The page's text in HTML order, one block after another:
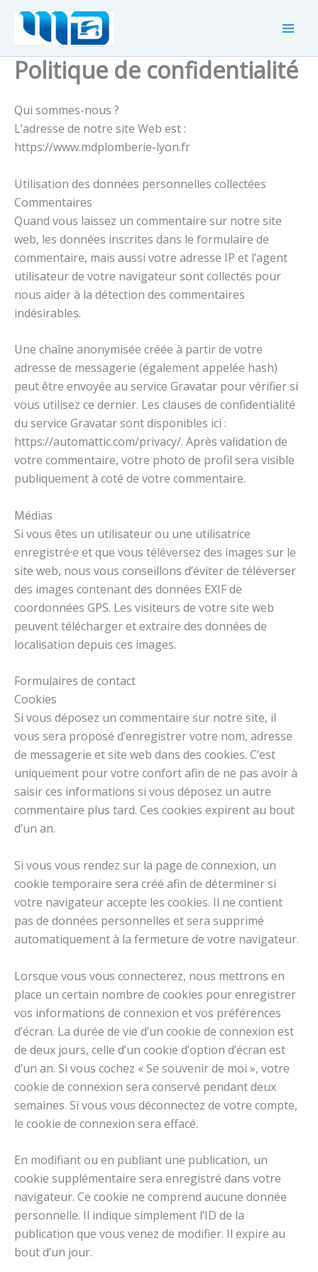
Aller
Politique de confidentialité
Qui sommes-nous ?
L’adresse de notre site Web est :
https://www.mdplomberie-lyon.fr
Utilisation des données personnelles collectées
Commentaires
Quand vous laissez un commentaire sur notre site
web, les données inscrites dans le formulaire de
commentaire, mais aussi votre adresse IP et l’agent
utilisateur de votre navigateur sont collectés pour
nous aider à la détection des commentaires
indésirables.
Une chaîne anonymisée créée à partir de votre
adresse de messagerie (également appelée hash)
peut être envoyée au service Gravatar pour vérifier si
vous utilisez ce dernier. Les clauses de confidentialité
du service Gravatar sont disponibles ici :
https://automattic.com/privacy/. Après validation de
votre commentaire, votre photo de profil sera visible
publiquement à coté de votre commentaire.
Médias
Si vous êtes un utilisateur ou une utilisatrice
enregistré·e et que vous téléversez des images sur le
site web, nous vous conseillons d’éviter de téléverser
des images contenant des données EXIF de
coordonnées GPS. Les visiteurs de votre site web
peuvent télécharger et extraire des données de
localisation depuis ces images.
Formulaires de contact
Cookies
Si vous déposez un commentaire sur notre site, il
vous sera proposé d’enregistrer votre nom, adresse
de messagerie et site web dans des cookies. C’est
uniquement pour votre confort afin de ne pas avoir à
saisir ces informations si vous déposez un autre
commentaire plus tard. Ces cookies expirent au bout
d’un an.
Si vous vous rendez sur la page de connexion, un
cookie temporaire sera créé afin de déterminer si
votre navigateur accepte les cookies. Il ne contient
pas de données personnelles et sera supprimé
automatiquement à la fermeture de votre navigateur.
Lorsque vous vous connecterez, nous mettrons en
place un certain nombre de cookies pour enregistrer
vos informations de connexion et vos préférences
d’écran. La durée de vie d’un cookie de connexion est
de deux jours, celle d’un cookie d’option d’écran est
d’un an. Si vous cochez « Se souvenir de moi », votre
cookie de connexion sera conservé pendant deux
semaines. Si vous vous déconnectez de votre compte,
le cookie de connexion sera effacé.
En modifiant ou en publiant une publication, un
cookie supplémentaire sera enregistré dans votre
navigateur. Ce cookie ne comprend aucune donnée
personnelle. Il indique simplement l’ID de la
publication que vous venez de modifier. Il expire au
bout d’un jour.